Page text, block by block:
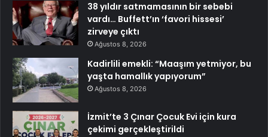
38 yıldır satmamasının bir sebebi
vardı… Buffett’ın ‘favori hissesi’
zirveye çıktı
Ağustos 8, 2026
Kadirlili emekli: “Maaşım yetmiyor, bu
yaşta hamallık yapıyorum”
Ağustos 8, 2026
İzmit’te 3 Çınar Çocuk Evi için kura
çekimi gerçekleştirildi